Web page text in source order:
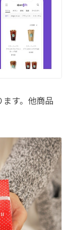
す。他商品